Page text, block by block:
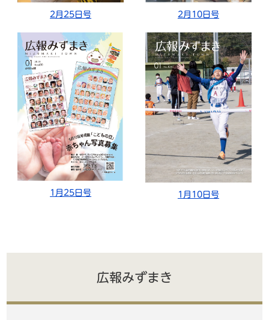
2月25日号 2月10日号
1月25日号 1月10日号
広報みずまき